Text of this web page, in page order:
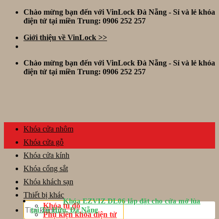
Skip
Chào mừng bạn đến với VinLock Đà Nẵng - Sỉ và lẻ khóa
điện tử tại miền Trung: 0906 252 257
Giới thiệu về VinLock >>
Chào mừng bạn đến với VinLock Đà Nẵng - Sỉ và lẻ khóa
điện tử tại miền Trung: 0906 252 257
Tìm
kiếm:
Khóa cửa nhôm
Khóa cửa gỗ
Khóa cửa kính
Khóa cổng sắt
Khóa khách sạn
Thiết bị khác
Khóa tủ đồ
Phụ kiện khóa điện tử
Khóa EZVIZ DL06 lắp đặt cho cửa mở lùa
tại Tố Hữu, Đà Nẵng